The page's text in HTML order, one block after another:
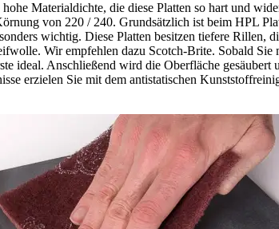
Materialdichte, die diese Platten so hart und
von 220 / 240. Grundsätzlich ist beim HPL
wichtig. Diese Platten besitzen tiefere
Wir empfehlen dazu Scotch-Brite. Sobald
ideal. Anschließend wird die Oberfläche
erzielen Sie mit dem antistatischen